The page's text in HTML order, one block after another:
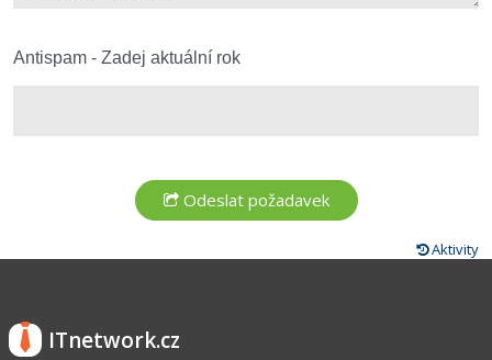
Antispam - Zadej aktuální rok
Aktivity
ITnetwork.cz